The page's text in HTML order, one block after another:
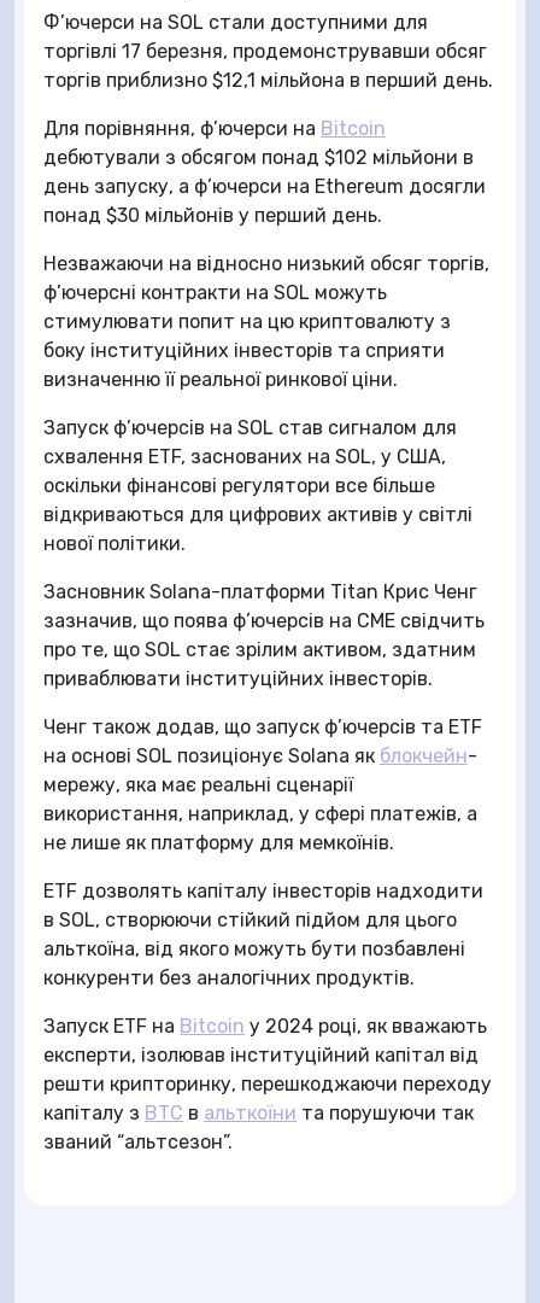
Ф’ючерси на SOL стали доступними для
торгівлі 17 березня, продемонструвавши обсяг
торгів приблизно $12,1 мільйона в перший день.
Для порівняння, ф’ючерси на Bitcoin
дебютували з обсягом понад $102 мільйони в
день запуску, а ф’ючерси на Ethereum досягли
понад $30 мільйонів у перший день.
Незважаючи на відносно низький обсяг торгів,
ф’ючерсні контракти на SOL можуть
стимулювати попит на цю криптовалюту з
боку інституційних інвесторів та сприяти
визначенню її реальної ринкової ціни.
Запуск ф’ючерсів на SOL став сигналом для
схвалення ETF, заснованих на SOL, у США,
оскільки фінансові регулятори все більше
відкриваються для цифрових активів у світлі
нової політики.
Засновник Solana-платформи Titan Крис Ченг
зазначив, що поява ф’ючерсів на CME свідчить
про те, що SOL стає зрілим активом, здатним
приваблювати інституційних інвесторів.
Ченг також додав, що запуск ф’ючерсів та ETF
на основі SOL позиціонує Solana як блокчейн-
мережу, яка має реальні сценарії
використання, наприклад, у сфері платежів, а
не лише як платформу для мемкоїнів.
ETF дозволять капіталу інвесторів надходити
в SOL, створюючи стійкий підйом для цього
альткоїна, від якого можуть бути позбавлені
конкуренти без аналогічних продуктів.
Запуск ETF на Bitcoin у 2024 році, як вважають
експерти, ізолював інституційний капітал від
решти крипторинку, перешкоджаючи переходу
капіталу з BTC в альткоїни та порушуючи так
званий “альтсезон”.